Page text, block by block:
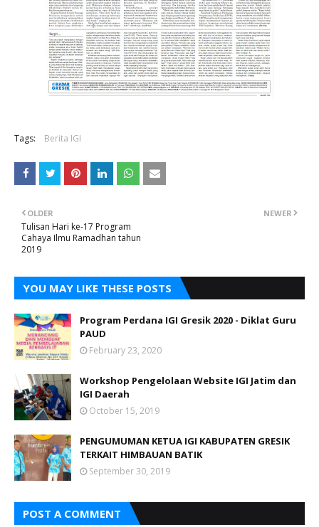
Tags: Berita IGI
NEWER
OLDER
Tulisan Hari ke-17 Program
Cahaya Ilmu Ramadhan tahun
2019
YOU MAY LIKE THESE POSTS
Program Perdana IGI Gresik 2020 - Diklat Guru
PAUD
February 23, 2020
Workshop Pengelolaan Website IGI Jatim dan
IGI Daerah
October 15, 2019
PENGUMUMAN KETUA IGI KABUPATEN GRESIK
TERKAIT HIMBAUAN BATIK
September 30, 2019
POST A COMMENT